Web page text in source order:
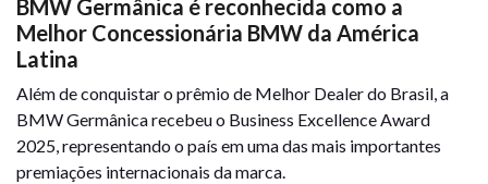
BMW Germânica é reconhecida como a
Melhor Concessionária BMW da América
Latina
Além de conquistar o prêmio de Melhor Dealer do Brasil, a
BMW Germânica recebeu o Business Excellence Award
2025, representando o país em uma das mais importantes
premiações internacionais da marca.